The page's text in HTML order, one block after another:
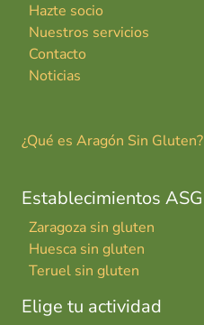
Hazte socio
Nuestros servicios
Contacto
Noticias
¿Qué es Aragón Sin Gluten?
Establecimientos ASG
Zaragoza sin gluten
Huesca sin gluten
Teruel sin gluten
Elige tu actividad